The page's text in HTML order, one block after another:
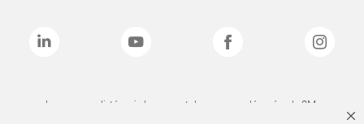
Les marques listées ci-dessus sont des marques déposées de 3M.